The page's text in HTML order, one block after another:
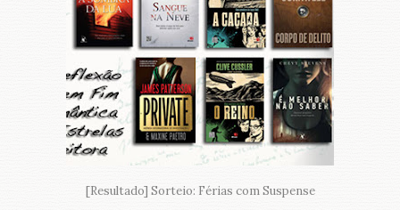
[Resultado] Sorteio: Férias com Suspense